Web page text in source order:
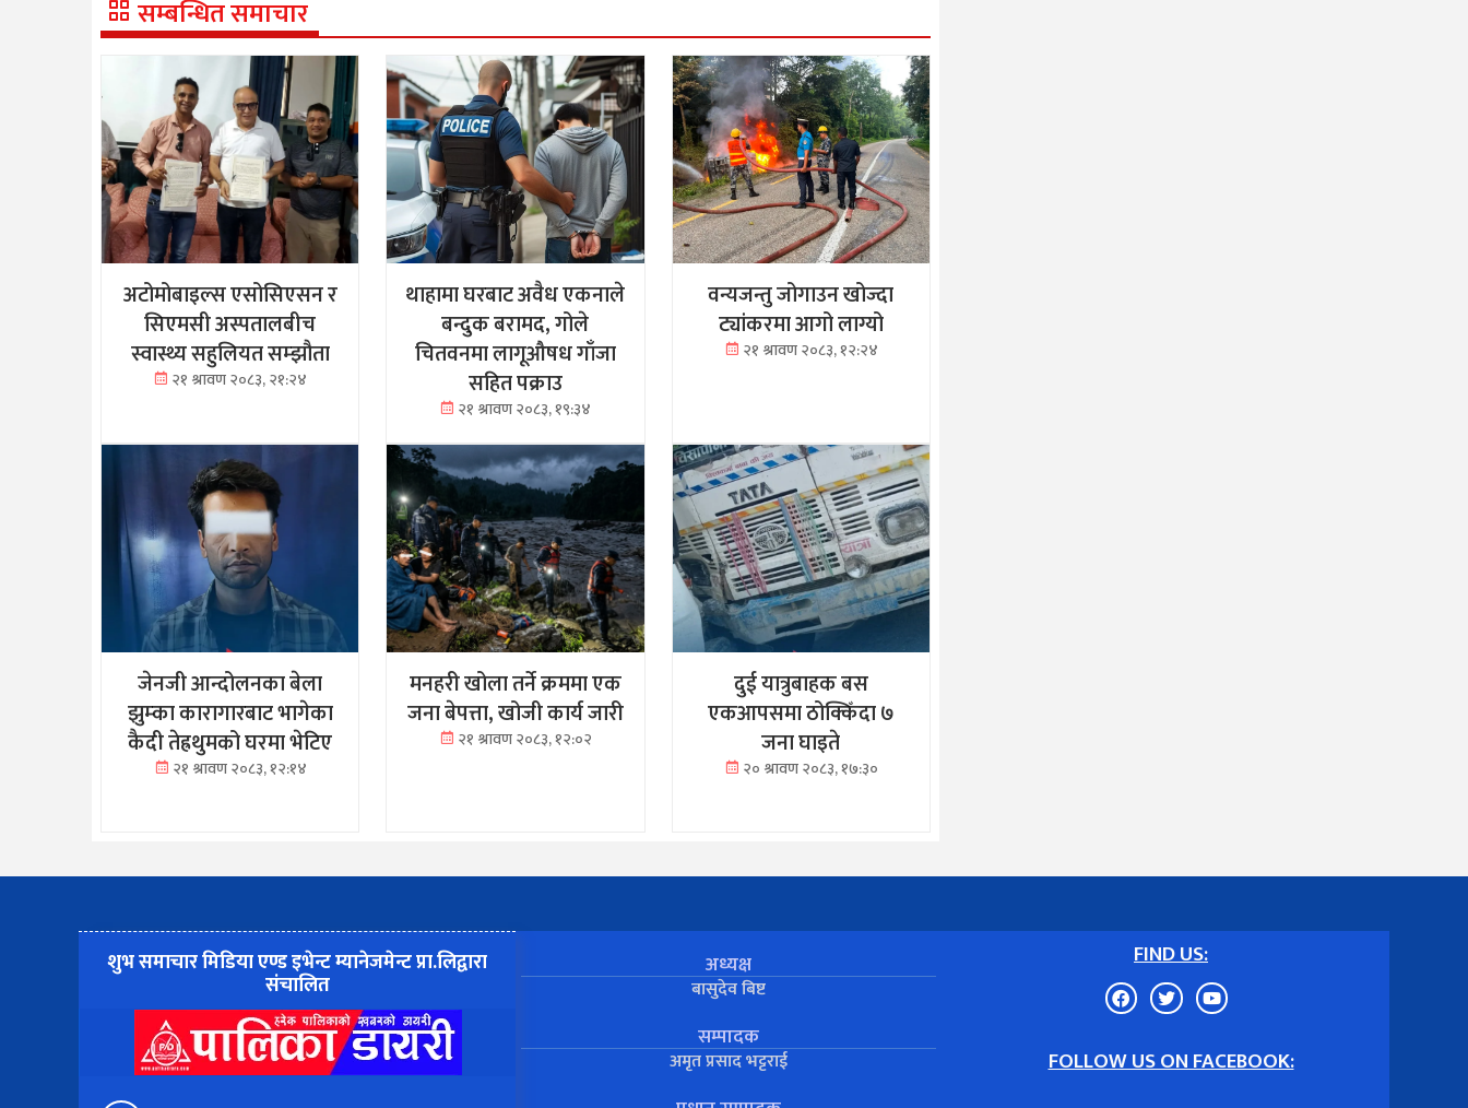
सम्बन्धित समाचार
अटोमोबाइल्स एसोसिएसन र
सिएमसी अस्पतालबीच
स्वास्थ्य सहुलियत सम्झौता
२१ श्रावण २०८३, २१:२४
थाहामा घरबाट अवैध एकनाले
बन्दुक बरामद, गोले
चितवनमा लागूऔषध गाँजा
सहित पक्राउ
२१ श्रावण २०८३, १९:३४
वन्यजन्तु जोगाउन खोज्दा
ट्यांकरमा आगो लाग्यो
२१ श्रावण २०८३, १२:२४
जेनजी आन्दोलनका बेला
झुम्का कारागारबाट भागेका
कैदी तेह्रथुमको घरमा भेटिए
२१ श्रावण २०८३, १२:१४
मनहरी खोला तर्ने क्रममा एक
जना बेपत्ता, खोजी कार्य जारी
२१ श्रावण २०८३, १२:०२
दुई यात्रुबाहक बस
एकआपसमा ठोक्किँदा ७
जना घाइते
२० श्रावण २०८३, १७:३०
शुभ समाचार मिडिया एण्ड इभेन्ट म्यानेजमेन्ट प्रा.लिद्वारा
संचालित
अध्यक्ष
बासुदेव बिष्ट
सम्पादक
अमृत प्रसाद भट्टराई
FIND US:
FOLLOW US ON FACEBOOK: